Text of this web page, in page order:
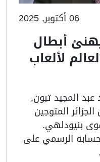
06 أكتوبر, 2025
أبطال
لألعاب
المجيد تبون,
المتوجين
بنيودلهي.
الرسمي على